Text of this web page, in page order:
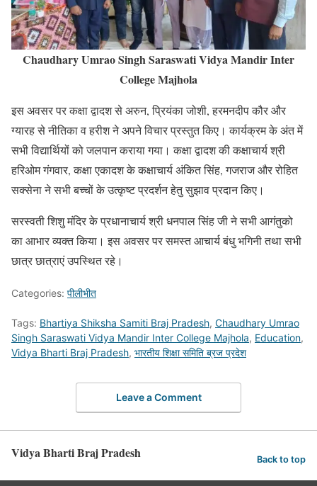
Chaudhary Umrao Singh Saraswati Vidya Mandir Inter
College Majhola
इस अवसर पर कक्षा द्वादश से अरुन, प्रियंका जोशी, हरमनदीप कौर और
ग्यारह से नीतिका व हरीश ने अपने विचार प्रस्तुत किए। कार्यक्रम के अंत में
सभी विद्यार्थियों को जलपान कराया गया। कक्षा द्वादश की कक्षाचार्य श्री
हरिओम गंगवार, कक्षा एकादश के कक्षाचार्य अंकित सिंह, गजराज और रोहित
सक्सेना ने सभी बच्चों के उत्कृष्ट प्रदर्शन हेतु सुझाव प्रदान किए।
सरस्वती शिशु मंदिर के प्रधानाचार्य श्री धनपाल सिंह जी ने सभी आगंतुको
का आभार व्यक्त किया। इस अवसर पर समस्त आचार्य बंधु भगिनी तथा सभी
छात्र छात्राएं उपस्थित रहे।
Categories: पीलीभीत
Tags: Bhartiya Shiksha Samiti Braj Pradesh, Chaudhary Umrao
Singh Saraswati Vidya Mandir Inter College Majhola, Education,
Vidya Bharti Braj Pradesh, भारतीय शिक्षा समिति ब्रज प्रदेश
Leave a Comment
Vidya Bharti Braj Pradesh Back to top